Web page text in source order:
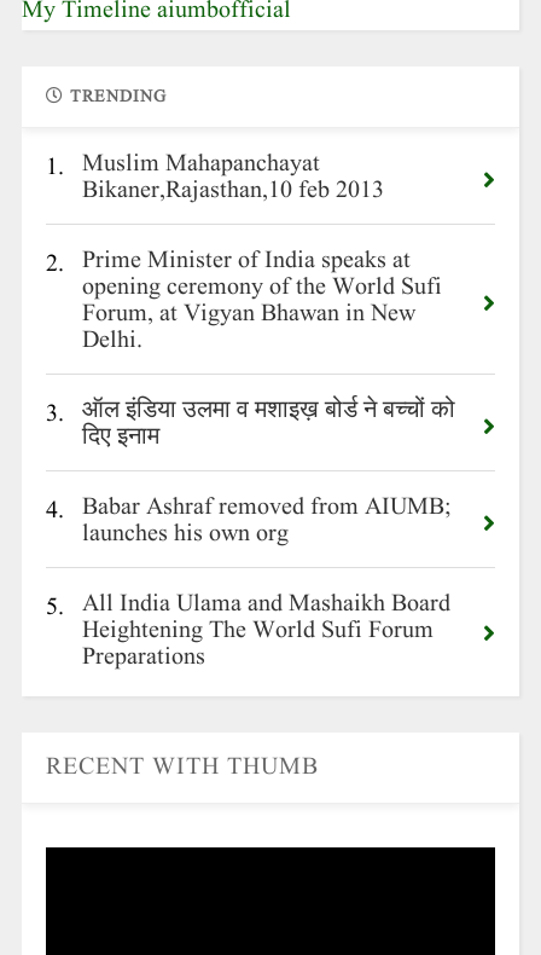
My Timeline aiumbofficial
TRENDING
1. Muslim Mahapanchayat
Bikaner,Rajasthan,10 feb 2013
2. Prime Minister of India speaks at
opening ceremony of the World Sufi
Forum, at Vigyan Bhawan in New
Delhi.
3. ऑल इंडिया उलमा व मशाइख़ बोर्ड ने बच्चों को
दिए इनाम
4. Babar Ashraf removed from AIUMB;
launches his own org
5. All India Ulama and Mashaikh Board
Heightening The World Sufi Forum
Preparations
RECENT WITH THUMB